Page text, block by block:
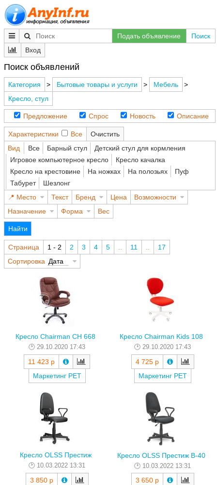
Подать объявление
Поиск
Вход
Поиск объявлений
Категория > Бытовые товары и услуги > Мебель
>
Кресло, стул
Предложение Спрос Новость Описание
Характеристики Все
Очистить
Вид
Все Барный стул
Детский стул для кормления
Игровое компьютерное кресло
Кресло качалка
Кресло на крестовине
На ножках На полозьях
Пуф
Табурет
Шезлонг
Место
Текст Бренд Цена
Возможности
Назначение
Форма Вес
Найти
Страница 1 - 2 2 3 4 5 11
17
Сортировка Дата
Кресло Chairman CH 668
29.10.2020 17:43
11 423 р
Маркетинг РЕТ
Кресло Chairman Kids 108
29.10.2020 17:43
4 725 р
Маркетинг РЕТ
Кресло OLSS Престиж
10.03.2022 13:31
3 850 р
Кресло OLSS Престиж В-40
10.03.2022 13:31
3 650 р